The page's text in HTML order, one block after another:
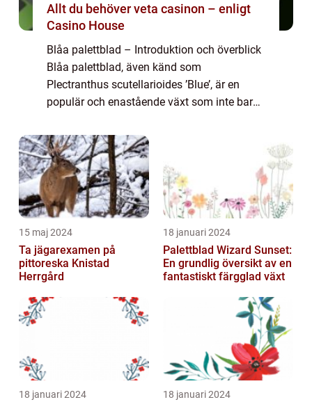
Allt du behöver veta casinon – enligt
Casino House
Blåa palettblad – Introduktion och överblick
Blåa palettblad, även känd som
Plectranthus scutellarioides ’Blue’, är en
populär och enastående växt som inte bara
fördelaktiga egenskaper. ...
15 maj 2024
Ta jägarexamen på
pittoreska Knistad
Herrgård
18 januari 2024
Palettblad Wizard Sunset:
En grundlig översikt av en
fantastiskt färgglad växt
18 januari 2024 18 januari 2024